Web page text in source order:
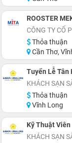
CÔNG TY CỔ
Thỏa thuận
Cần Thơ,
Tuyển Lễ Tân
KHÁCH SẠN
Thỏa thuận
Vĩnh Long
Kỹ Thuật Viên
KHÁCH SẠN